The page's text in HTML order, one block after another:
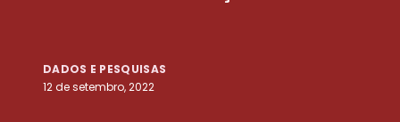
DADOS E PESQUISAS
12 de setembro, 2022